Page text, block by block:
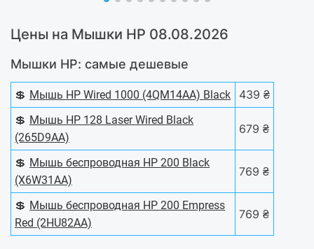
Цены на Мышки HP 08.08.2026
Мышки HP: самые дешевые
💲 Мышь HP Wired 1000 (4QM14AA) Black
439 ₴
💲 Мышь HP 128 Laser Wired Black
(265D9AA)
679 ₴
💲 Мышь беспроводная HP 200 Black
(X6W31AA)
769 ₴
💲 Мышь беспроводная HP 200 Empress
Red (2HU82AA)
769 ₴